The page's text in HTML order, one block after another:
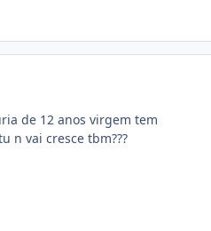
de 12 anos virgem tem
n vai cresce tbm???